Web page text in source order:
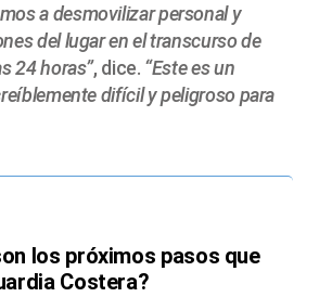
a desmovilizar personal y
del lugar en el transcurso de
24 horas”, dice. “Este es un
difícil y peligroso para
los próximos pasos que
Costera?